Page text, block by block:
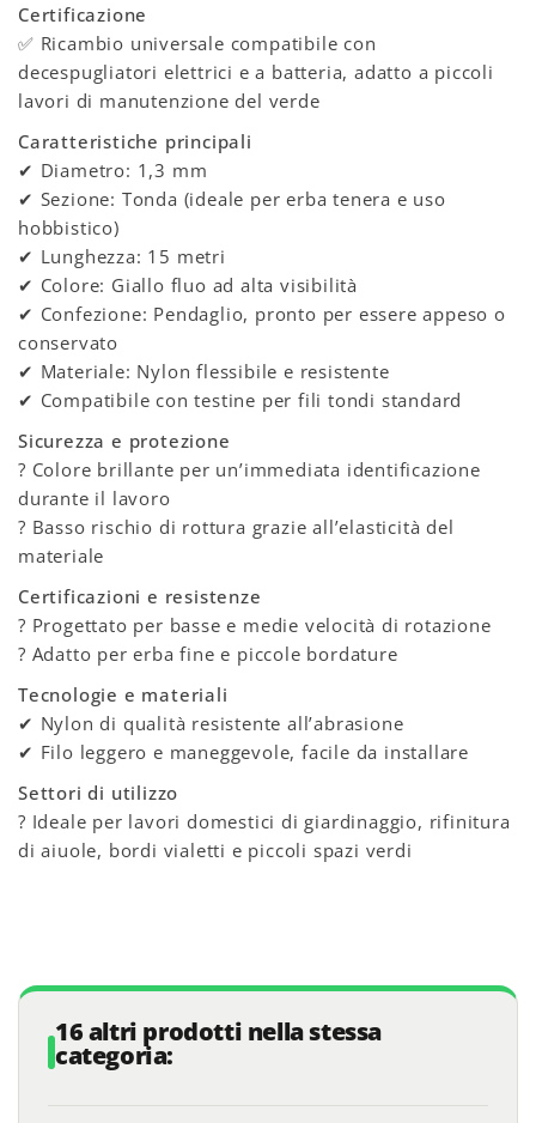
Certificazione
✅ Ricambio universale compatibile con
decespugliatori elettrici e a batteria, adatto a piccoli
lavori di manutenzione del verde
Caratteristiche principali
✔ Diametro: 1,3 mm
✔ Sezione: Tonda (ideale per erba tenera e uso
hobbistico)
✔ Lunghezza: 15 metri
✔ Colore: Giallo fluo ad alta visibilità
✔ Confezione: Pendaglio, pronto per essere appeso o
conservato
✔ Materiale: Nylon flessibile e resistente
✔ Compatibile con testine per fili tondi standard
Sicurezza e protezione
? Colore brillante per un’immediata identificazione
durante il lavoro
? Basso rischio di rottura grazie all’elasticità del
materiale
Certificazioni e resistenze
? Progettato per basse e medie velocità di rotazione
? Adatto per erba fine e piccole bordature
Tecnologie e materiali
✔ Nylon di qualità resistente all’abrasione
✔ Filo leggero e maneggevole, facile da installare
Settori di utilizzo
? Ideale per lavori domestici di giardinaggio, rifinitura
di aiuole, bordi vialetti e piccoli spazi verdi
16 altri prodotti nella stessa
categoria: